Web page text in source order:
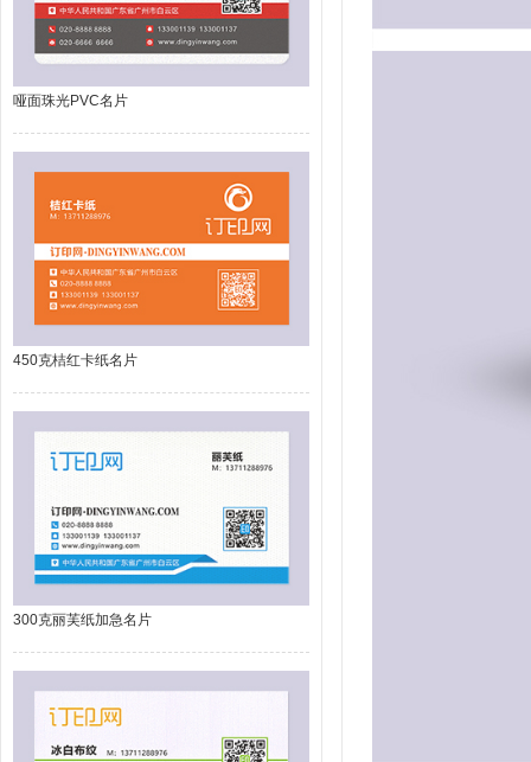
哑面珠光PVC名片
450克桔红卡纸名片
300克丽芙纸加急名片